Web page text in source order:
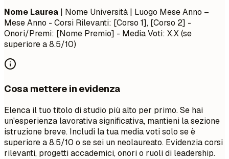
Nome Laurea | Nome Università | Luogo Mese Anno –
Mese Anno - Corsi Rilevanti: [Corso 1], [Corso 2] -
Onori/Premi: [Nome Premio] - Media Voti: X.X (se
superiore a 8.5/10)
Cosa mettere in evidenza
Elenca il tuo titolo di studio più alto per primo. Se hai
un'esperienza lavorativa significativa, mantieni la sezione
istruzione breve. Includi la tua media voti solo se è
superiore a 8.5/10 o se sei un neolaureato. Evidenzia corsi
rilevanti, progetti accademici, onori o ruoli di leadership.